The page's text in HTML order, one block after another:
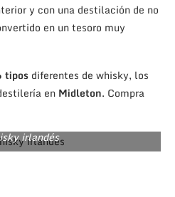
y con una destilación de no
en un tesoro muy
tipos diferentes de whisky, los
en Midleton. Compra
irlandés